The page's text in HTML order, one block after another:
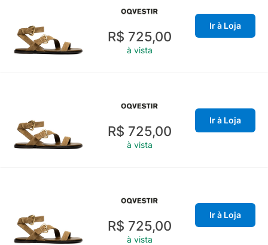
R$ 725,00
à vista
Ir à Loja
R$ 725,00
à vista
Ir à Loja
R$ 725,00
à vista
Ir à Loja